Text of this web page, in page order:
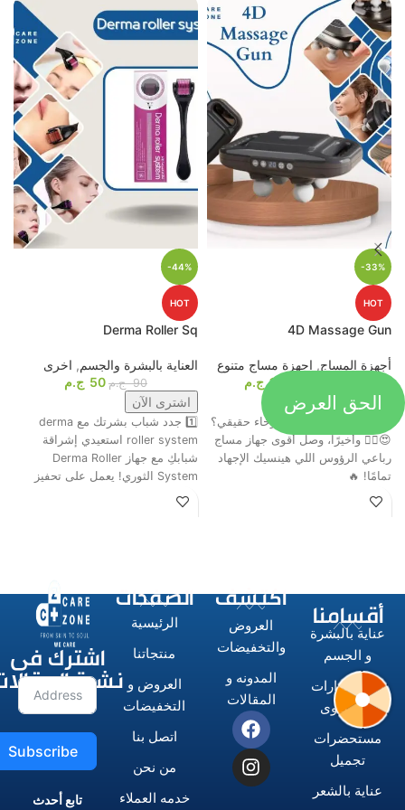
-33%
HOT
4D Massage Gun
أجهزة المساج, اجهزة مساج متنوع
1099ج.م
اشترى الآن
جاهز تحول التعب لاسترخاء حقيقي؟
😍💆‍♂️ وأخيرًا، وصل أقوى جهاز مساج
رباعي الرؤوس اللي هينسيك الإجهاد
تمامًا! 🔥
-44%
HOT
Derma Roller Sq
العناية بالبشرة والجسم, اخرى
90 ج.م 50 ج.م
اشترى الآن
1️⃣ جدد شباب بشرتك مع derma
roller system استعيدي إشراقة
شبابكِ مع جهاز Derma Roller
System الثوري! يعمل على تحفيز
أقسامنا
عناية بالبشرة
و الجسم
الاستشوارات
و المكاوى
مستحضرات
تجميل
عناية بالشعر
اكتشف
العروض
والتخفيضات
المدونه و
المقالات
الصفحات
الرئيسية
منتجاتنا
العروض و
التخفيضات
اتصل بنا
من نحن
خدمه العملاء
الحق العرض
اشترك فى
نشرة
Subscribe
تابع أحدث